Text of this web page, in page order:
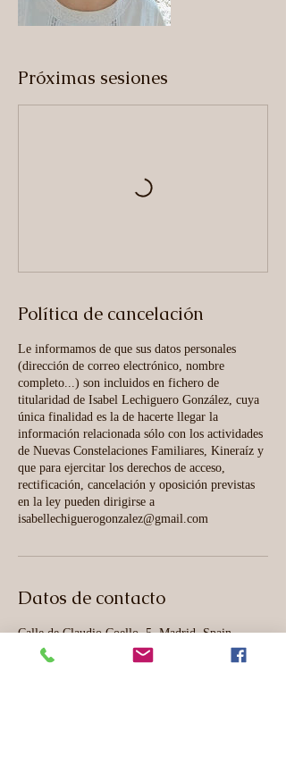
Próximas sesiones
Política de cancelación
Le informamos de que sus datos personales
(dirección de correo electrónico, nombre
completo...) son incluidos en fichero de
titularidad de Isabel Lechiguero González, cuya
única finalidad es la de hacerte llegar la
información relacionada sólo con los actividades
de Nuevas Constelaciones Familiares, Kineraíz y
que para ejercitar los derechos de acceso,
rectificación, cancelación y oposición previstas
en la ley pueden dirigirse a
isabellechiguerogonzalez@gmail.com
Datos de contacto
Calle de Claudio Coello, 5, Madrid, Spain
672221277
isabellechiguerogonzalez@gmail.com